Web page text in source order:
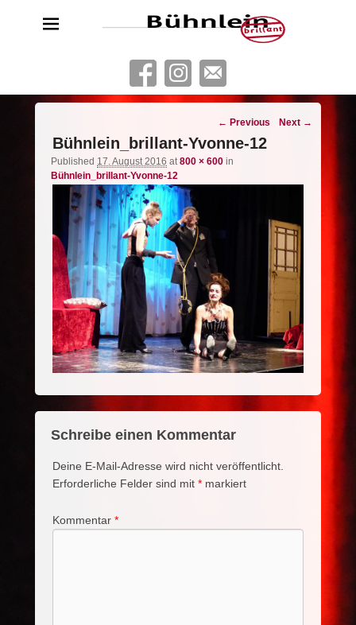
Bühnlein brillant
Freies Schauspielensemble aus Köln
Image
navigation
← Previous Next →
Bühnlein_brillant-Yvonne-12
Published 17. August 2016 at800 × 600 in
Bühnlein_brillant-Yvonne-12
Schreibe einen Kommentar
Deine E-Mail-Adresse wird nicht veröffentlicht.
Erforderliche Felder sind mit * markiert
Kommentar *